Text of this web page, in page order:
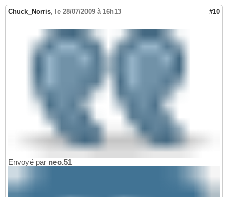
Chuck_Norris, le 28/07/2009 à 16h13 #10
Envoyé par neo.51